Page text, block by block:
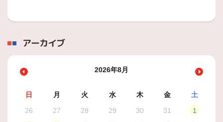
アーカイブ
2026年8月
日 月 火 水 木 金
土
26
27 28 29 30 31
1